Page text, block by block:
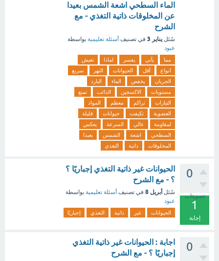
الماء السطحي اشعة الشمس بعيدا
عن المخلوقات ذاتية التغذي - مع
الشرح
سُئل يناير 3 في تصنيف أسئلة تعليمية بواسطة
عبود
مما يأتي يفسر لماذا
تعيش
انواع
أقل الحيوانات النهر
سريع
الجريان
يخفض الماء
البارد
مستويات
الاكسجين الذائب
تمنع
التيارات
تراكم معظم
المواد
العضوية
تكيفت حيوانات
قليلة
لمقاومة
عالي السرعة
يعكس
السطحي
اشعة الشمس
بعيدا
المخلوقات
ذاتية التغذي
0
تصويتات
1
إجابة
الحيوانات غير ذاتية التغذي إجباريًا ؟
؟ - مع الشرح
سُئل أبريل 8 في تصنيف أسئلة تعليمية بواسطة
عبود
الحيوانات غير ذاتية التغذي إجباريًا
0
اجابة : الحيوانات غير ذاتية التغذي
إجباريًا ؟ - مع الشرح